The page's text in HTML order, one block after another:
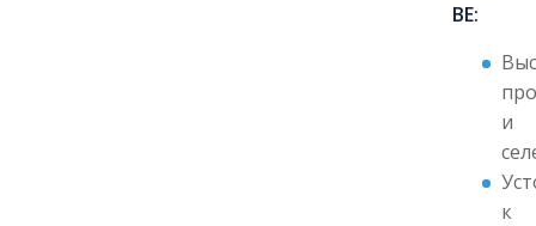
BE:
и
к